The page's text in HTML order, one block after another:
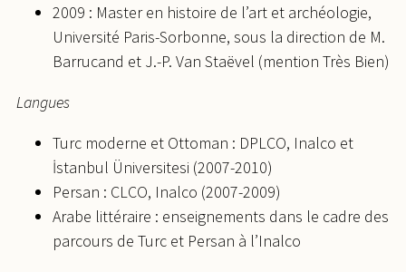
2009 : Master en histoire de l’art et archéologie,
Université Paris-Sorbonne, sous la direction de M.
Barrucand et J.-P. Van Staëvel (mention Très Bien)
Langues
Turc moderne et Ottoman : DPLCO, Inalco et
İstanbul Üniversitesi (2007-2010)
Persan : CLCO, Inalco (2007-2009)
Arabe littéraire : enseignements dans le cadre des
parcours de Turc et Persan à l’Inalco